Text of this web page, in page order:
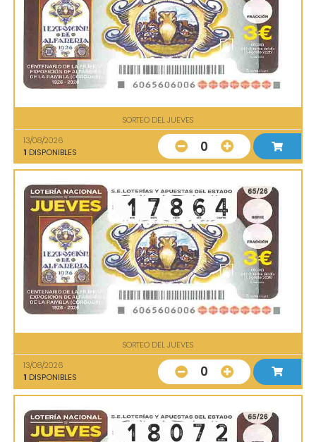
SORTEO DEL JUEVES
13/08/2026
1 DISPONIBLES 0
SORTEO DEL JUEVES
13/08/2026
1 DISPONIBLES 0